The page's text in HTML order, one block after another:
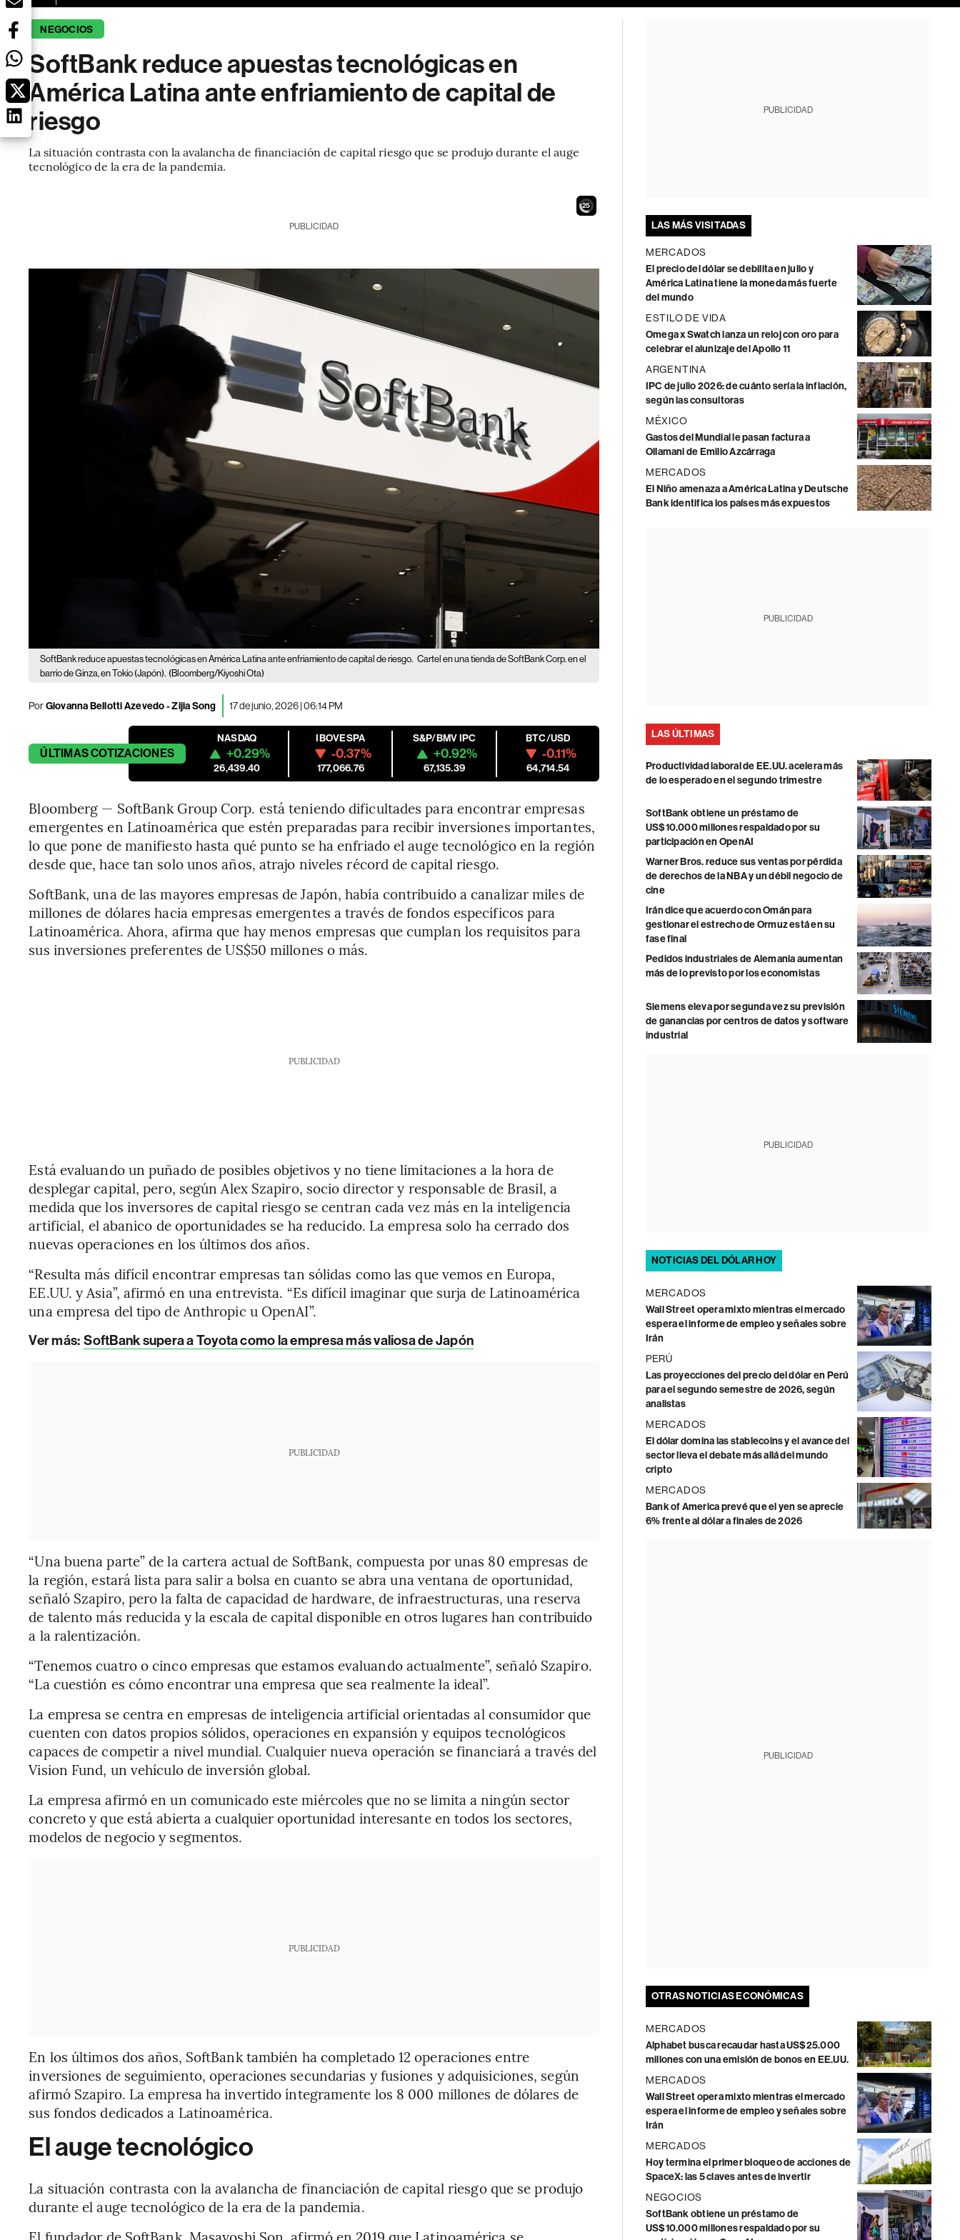
NEGOCIOS
SoftBank reduce apuestas tecnológicas en
América Latina ante enfriamiento de capital de
riesgo
La situación contrasta con la avalancha de financiación de capital riesgo que se produjo durante el auge
tecnológico de la era de la pandemia.
24
PUBLICIDAD
SoftBank reduce apuestas tecnológicas en América Latina ante enfriamiento de capital de riesgo. Cartel en una tienda de SoftBank Corp. en el
barrio de Ginza, en Tokio (Japón). (Bloomberg/Kiyoshi Ota)
PorGiovanna Bellotti Azevedo - Zijia Song 17 de junio, 2026 | 06:14 PM
ÚLTIMASCOTIZACIONES
NASDAQ
+0.29%
26,439.40
IBOVESPA
-0.37%
177,066.76
S&P/BMV IPC
+0.92%
67,135.39
BTC/USD
-0.11%
64,714.54
Bloomberg — SoftBank Group Corp. está teniendo dificultades para encontrar empresas
emergentes en Latinoamérica que estén preparadas para recibir inversiones importantes,
lo que pone de manifiesto hasta qué punto se ha enfriado el auge tecnológico en la región
desde que, hace tan solo unos años, atrajo niveles récord de capital riesgo.
SoftBank, una de las mayores empresas de Japón, había contribuido a canalizar miles de
millones de dólares hacia empresas emergentes a través de fondos específicos para
Latinoamérica. Ahora, afirma que hay menos empresas que cumplan los requisitos para
sus inversiones preferentes de US$50 millones o más.
PUBLICIDAD
Está evaluando un puñado de posibles objetivos y no tiene limitaciones a la hora de
desplegar capital, pero, según Alex Szapiro, socio director y responsable de Brasil, a
medida que los inversores de capital riesgo se centran cada vez más en la inteligencia
artificial, el abanico de oportunidades se ha reducido. La empresa solo ha cerrado dos
nuevas operaciones en los últimos dos años.
“Resulta más difícil encontrar empresas tan sólidas como las que vemos en Europa,
EE.UU. y Asia”, afirmó en una entrevista. “Es difícil imaginar que surja de Latinoamérica
una empresa del tipo de Anthropic u OpenAI”.
Ver más: SoftBank supera a Toyota como la empresa más valiosa de Japón
PUBLICIDAD
“Una buena parte” de la cartera actual de SoftBank, compuesta por unas 80 empresas de
la región, estará lista para salir a bolsa en cuanto se abra una ventana de oportunidad,
señaló Szapiro, pero la falta de capacidad de hardware, de infraestructuras, una reserva
de talento más reducida y la escala de capital disponible en otros lugares han contribuido
a la ralentización.
“Tenemos cuatro o cinco empresas que estamos evaluando actualmente”, señaló Szapiro.
“La cuestión es cómo encontrar una empresa que sea realmente la ideal”.
La empresa se centra en empresas de inteligencia artificial orientadas al consumidor que
cuenten con datos propios sólidos, operaciones en expansión y equipos tecnológicos
capaces de competir a nivel mundial. Cualquier nueva operación se financiará a través del
Vision Fund, un vehículo de inversión global.
La empresa afirmó en un comunicado este miércoles que no se limita a ningún sector
concreto y que está abierta a cualquier oportunidad interesante en todos los sectores,
modelos de negocio y segmentos.
PUBLICIDAD
En los últimos dos años, SoftBank también ha completado 12 operaciones entre
inversiones de seguimiento, operaciones secundarias y fusiones y adquisiciones, según
afirmó Szapiro. La empresa ha invertido íntegramente los 8 000 millones de dólares de
sus fondos dedicados a Latinoamérica.
El auge tecnológico
La situación contrasta con la avalancha de financiación de capital riesgo que se produjo
durante el auge tecnológico de la era de la pandemia.
PUBLICIDAD
LAS MÁS VISITADAS
MERCADOS
El precio del dólar se debilita en julio y
América Latina tiene la moneda más fuerte
del mundo
ESTILO DE VIDA
Omega x Swatch lanza un reloj con oro para
celebrar el alunizaje del Apollo 11
ARGENTINA
IPC de julio 2026: de cuánto sería la inflación,
según las consultoras
MÉXICO
Gastos del Mundial le pasan factura a
Ollamani de Emilio Azcárraga
MERCADOS
El Niño amenaza a América Latina y Deutsche
Bank identifica los países más expuestos
PUBLICIDAD
LAS ÚLTIMAS
Productividad laboral de EE.UU. acelera más
de lo esperado en el segundo trimestre
SoftBank obtiene un préstamo de
US$10.000 millones respaldado por su
participación en OpenAI
Warner Bros. reduce sus ventas por pérdida
de derechos de la NBA y un débil negocio de
cine
Irán dice que acuerdo con Omán para
gestionar el estrecho de Ormuz está en su
fase final
Pedidos industriales de Alemania aumentan
más de lo previsto por los economistas
Siemens eleva por segunda vez su previsión
de ganancias por centros de datos y software
industrial
PUBLICIDAD
NOTICIAS DEL DÓLAR HOY
MERCADOS
Wall Street opera mixto mientras el mercado
espera el informe de empleo y señales sobre
Irán
PERÚ
Las proyecciones del precio del dólar en Perú
para el segundo semestre de 2026, según
analistas
MERCADOS
El dólar domina las stablecoins y el avance del
sector lleva el debate más allá del mundo
cripto
MERCADOS
Bank of America prevé que el yen se aprecie
6% frente al dólar a finales de 2026
PUBLICIDAD
OTRAS NOTICIAS ECONÓMICAS
MERCADOS
Alphabet busca recaudar hasta US$25.000
millones con una emisión de bonos en EE.UU.
MERCADOS
Wall Street opera mixto mientras el mercado
espera el informe de empleo y señales sobre
Irán
MERCADOS
Hoy termina el primer bloqueo de acciones de
SpaceX: las 5 claves antes de invertir
NEGOCIOS
SoftBank obtiene un préstamo de
US$10.000 millones respaldado por su